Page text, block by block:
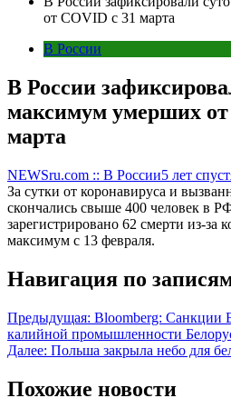
от COVID с 31 марта
В России
В России
максимум умерших от
марта
NEWSru.com :: В России5 лет
За сутки от коронавируса и
скончались свыше 400 человек в
зарегистрировано 62 смерти из-за
максимум с 13 февраля.
Навигация по
Предыдущая: Bloomberg: Санкции
калийной промышленности
Далее: Польша закрыла небо для
Похожие новости